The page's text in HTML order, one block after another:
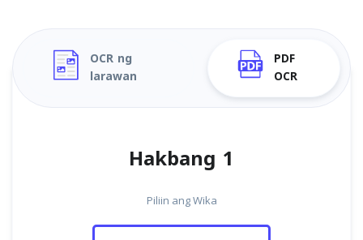
OCR ng
larawan
PDF
OCR
Hakbang 1
Piliin ang Wika